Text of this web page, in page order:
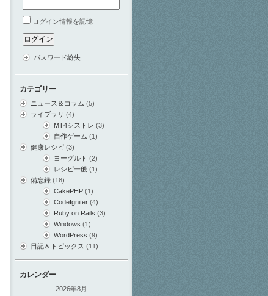
ログイン情報を記憶
パスワード紛失
カテゴリー
ニュース＆コラム (5)
ライブラリ (4)
MT4シストレ (3)
自作ゲーム (1)
健康レシピ (3)
ヨーグルト (2)
レシピ一般 (1)
備忘録 (18)
CakePHP (1)
CodeIgniter (4)
Ruby on Rails (3)
Windows (1)
WordPress (9)
日記＆トピックス (11)
カレンダー
2026年8月